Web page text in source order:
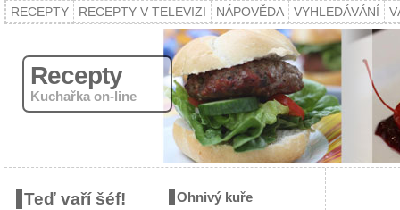
RECEPTY RECEPTY V TELEVIZI NÁPOVĚDA VYHLEDÁVÁNÍ
Recepty
Kuchařka on-line
Teď vaří šéf!
Ohnivý kuře